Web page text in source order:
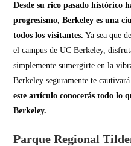
Desde su rico pasado histórico
progresismo, Berkeley es una
todos los visitantes. Ya sea que
el campus de UC Berkeley,
simplemente sumergirte en la
Berkeley seguramente te
este artículo conocerás todo lo
Berkeley.
Parque Regional